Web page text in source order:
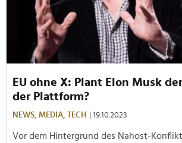
EU ohne X: Plant Elon Musk
der Plattform?
NEWS, MEDIA, TECH | 19.10.2023
Vor dem Hintergrund des Nahost-